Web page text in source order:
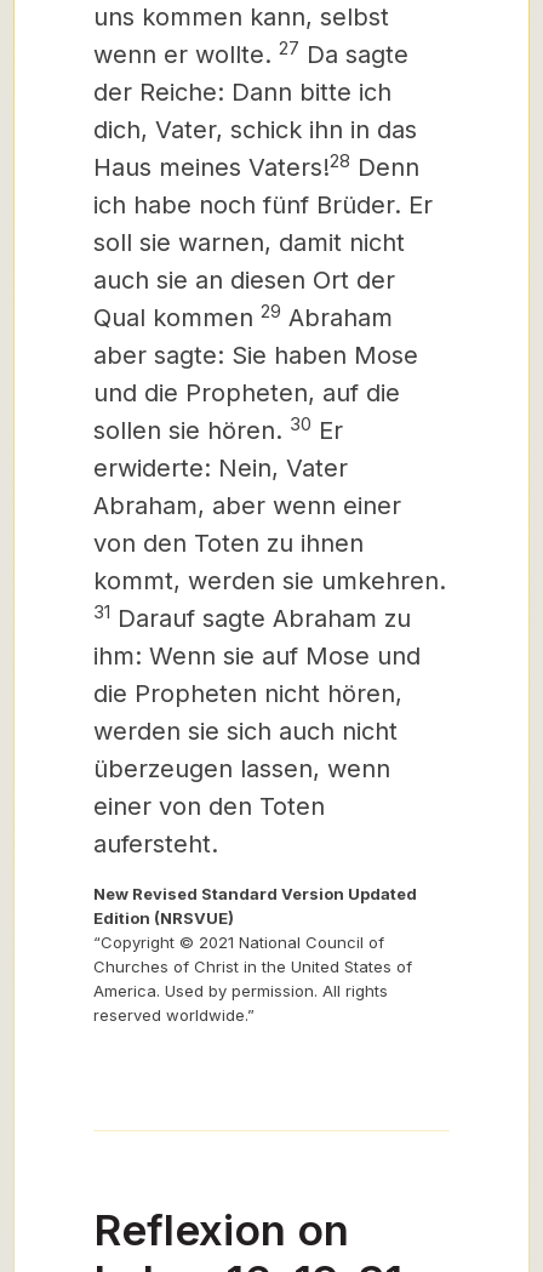
uns kommen kann, selbst
wenn er wollte. 27 Da sagte
der Reiche: Dann bitte ich
dich, Vater, schick ihn in das
Haus meines Vaters!28 Denn
ich habe noch fünf Brüder. Er
soll sie warnen, damit nicht
auch sie an diesen Ort der
Qual kommen 29 Abraham
aber sagte: Sie haben Mose
und die Propheten, auf die
sollen sie hören. 30 Er
erwiderte: Nein, Vater
Abraham, aber wenn einer
von den Toten zu ihnen
kommt, werden sie umkehren.
31 Darauf sagte Abraham zu
ihm: Wenn sie auf Mose und
die Propheten nicht hören,
werden sie sich auch nicht
überzeugen lassen, wenn
einer von den Toten
aufersteht.
New Revised Standard Version Updated
Edition (NRSVUE)
“Copyright © 2021 National Council of
Churches of Christ in the United States of
America. Used by permission. All rights
reserved worldwide.”
Reflexion on